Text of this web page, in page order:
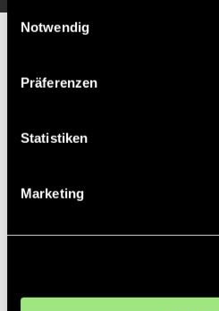
Einwilligungsauswahl
Notwendig
Präferenzen
Statistiken
Marketing